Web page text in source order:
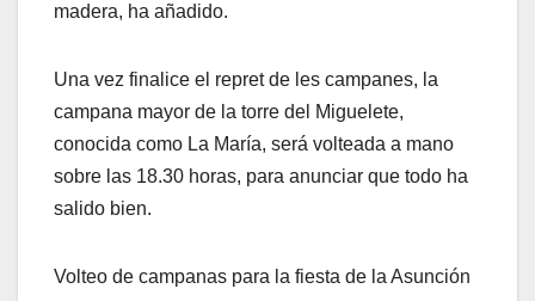
madera, ha añadido.
Una vez finalice el repret de les campanes, la
campana mayor de la torre del Miguelete,
conocida como La María, será volteada a mano
sobre las 18.30 horas, para anunciar que todo ha
salido bien.
Volteo de campanas para la fiesta de la Asunción